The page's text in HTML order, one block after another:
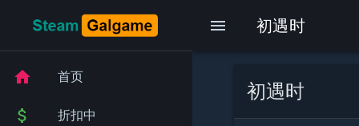
menu 初遇时
home 首页
attach_money 折扣中
初遇时